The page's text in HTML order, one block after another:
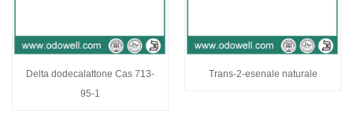
Delta dodecalattone Cas 713-
95-1
Trans-2-esenale naturale